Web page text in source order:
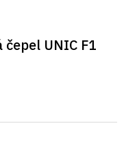
čepel UNIC F1